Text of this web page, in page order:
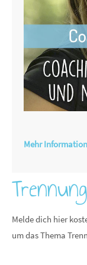
Mehr
Melde dich hier
um das Thema